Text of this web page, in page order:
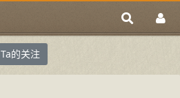
Ta的关注